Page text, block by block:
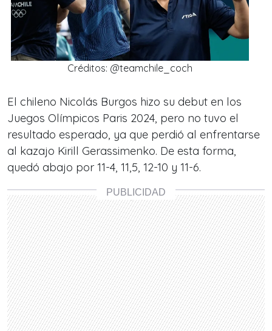
Créditos: @teamchile_coch
El chileno Nicolás Burgos hizo su debut en los
Juegos Olímpicos Paris 2024, pero no tuvo el
resultado esperado, ya que perdió al enfrentarse
al kazajo Kirill Gerassimenko. De esta forma,
quedó abajo por 11-4, 11,5, 12-10 y 11-6.